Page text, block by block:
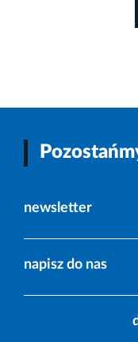
newsletter
napisz do nas